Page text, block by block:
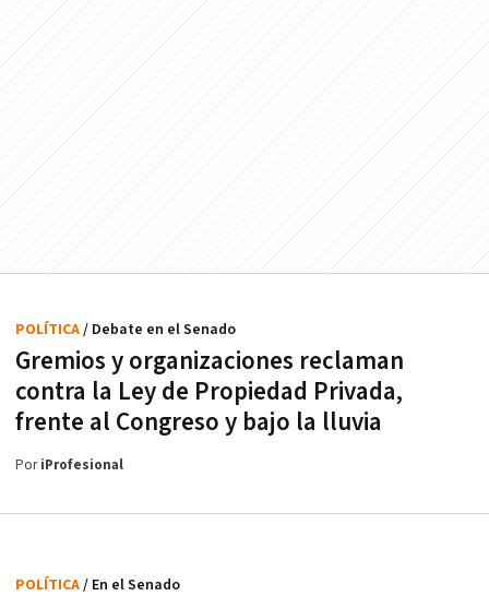
Gremios y organizaciones reclaman
contra la Ley de Propiedad Privada,
frente al Congreso y bajo la lluvia
POLÍTICA/ Debate en el Senado
PoriProfesional
POLÍTICA/ En el Senado